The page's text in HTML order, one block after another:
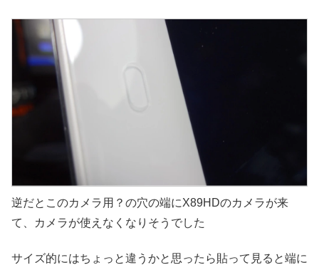
逆だとこのカメラ用？の穴の端にX89HDのカメラが来
て、カメラが使えなくなりそうでした
サイズ的にはちょっと違うかと思ったら貼って見ると端に